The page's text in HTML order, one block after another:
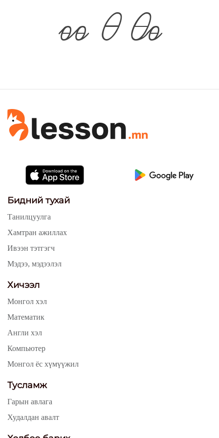
өө Ө Өө
Бидний тухай
Танилцуулга
Хамтран ажиллах
Ивээн тэтгэгч
Мэдээ, мэдээлэл
Хичээл
Монгол хэл
Математик
Англи хэл
Компьютер
Монгол ёс хүмүүжил
Тусламж
Гарын авлага
Худалдан авалт